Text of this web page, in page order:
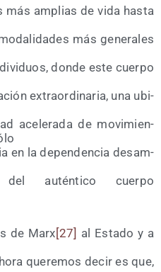
amplias de vida has­ta
más gene­ra­les
don­de este cuer­po
extra­or­di­na­ria, una ubi­
ace­le­ra­da de movi­mien­
en la depen­den­cia des­am­
del autén­ti­co cuer­po
de Marx [27] al Esta­do y a
que­re­mos decir es que,